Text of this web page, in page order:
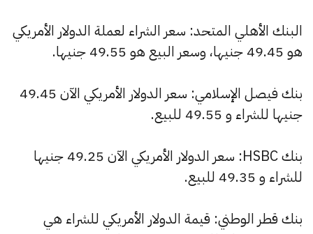
البنك الأهلي المتحد: سعر الشراء لعملة الدولار الأمريكي
هو 49.45 جنيها، وسعر البيع هو 49.55 جنيها.
بنك فيصل الإسلامي: سعر الدولار الأمريكي الآن 49.45
جنيها للشراء و 49.55 للبيع.
بنك HSBC: سعر الدولار الأمريكي الآن 49.25 جنيها
للشراء و 49.35 للبيع.
بنك قطر الوطني: قيمة الدولار الأمريكي للشراء هي